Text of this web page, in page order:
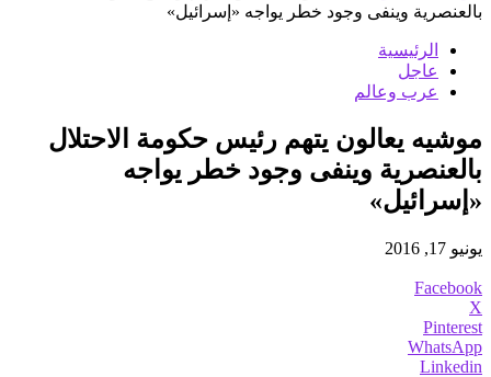
بالعنصرية وينفى وجود خطر يواجه «إسرائيل»
الرئيسية
عاجل
عرب وعالم
موشيه يعالون يتهم رئيس حكومة الاحتلال
بالعنصرية وينفى وجود خطر يواجه
«إسرائيل»
يونيو 17, 2016
Facebook
X
Pinterest
WhatsApp
Linkedin